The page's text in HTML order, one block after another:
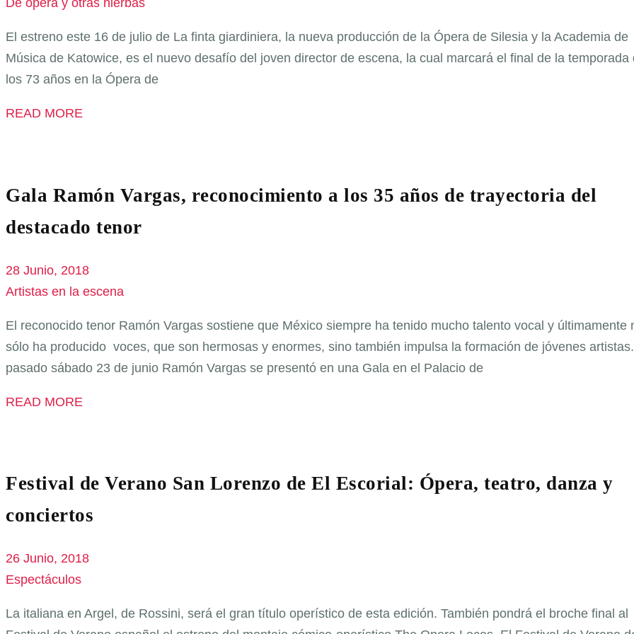
De ópera y otras hierbas
El estreno este 16 de julio de La finta giardiniera, la nueva producción de la Ópera de Silesia y la Academia de
Música de Katowice, es el nuevo desafío del joven director de escena, la cual marcará el final de la temporada
los 73 años en la Ópera de
READ MORE
Gala Ramón Vargas, reconocimiento a los 35 años de trayectoria del
destacado tenor
28 Junio, 2018
Artistas en la escena
El reconocido tenor Ramón Vargas sostiene que México siempre ha tenido mucho talento vocal y últimamente
sólo ha producido voces, que son hermosas y enormes, sino también impulsa la formación de jóvenes
pasado sábado 23 de junio Ramón Vargas se presentó en una Gala en el Palacio de
READ MORE
Festival de Verano San Lorenzo de El Escorial: Ópera, teatro, danza y
conciertos
26 Junio, 2018
Espectáculos
La italiana en Argel, de Rossini, será el gran título operístico de esta edición. También pondrá el broche final al